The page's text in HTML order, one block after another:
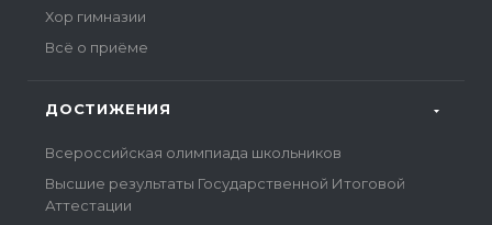
Хор гимназии
Всё о приёме
ДОСТИЖЕНИЯ
Всероссийская олимпиада школьников
Высшие результаты Государственной Итоговой
Аттестации